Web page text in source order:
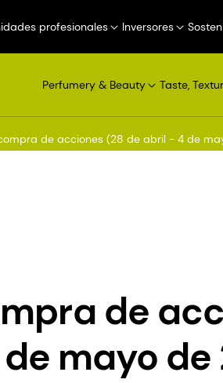
profesionales Inversores
Perfumery & Beauty Taste,
de acciones (28 de abril - 4 de
de
mayo de